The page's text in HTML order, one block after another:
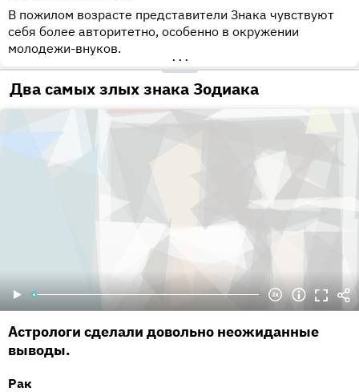
В пожилом возрасте представители Знака чувствуют
себя более авторитетно, особенно в окружении
молодежи-внуков.
•••
Два самых злых знака Зодиака
Астрологи сделали довольно неожиданные
выводы.
Рак